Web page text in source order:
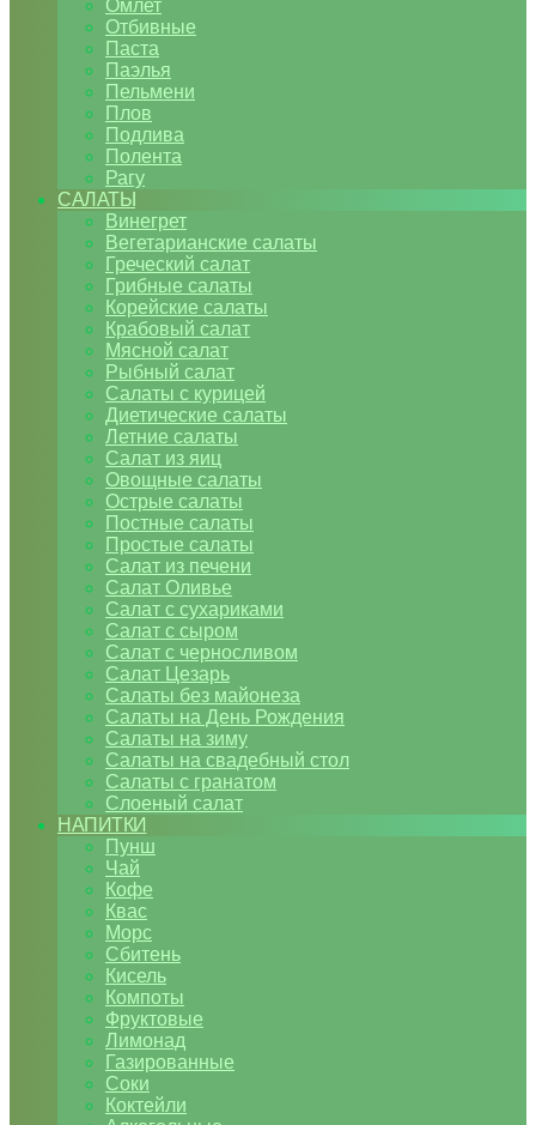
Омлет
Отбивные
Паста
Паэлья
Пельмени
Плов
Подлива
Полента
Рагу
САЛАТЫ
Винегрет
Вегетарианские салаты
Греческий салат
Грибные салаты
Корейские салаты
Крабовый салат
Мясной салат
Рыбный салат
Салаты с курицей
Диетические салаты
Летние салаты
Салат из яиц
Овощные салаты
Острые салаты
Постные салаты
Простые салаты
Салат из печени
Салат Оливье
Салат с сухариками
Салат с сыром
Салат с черносливом
Салат Цезарь
Салаты без майонеза
Салаты на День Рождения
Салаты на зиму
Салаты на свадебный стол
Салаты с гранатом
Слоеный салат
НАПИТКИ
Пунш
Чай
Кофе
Квас
Морс
Сбитень
Кисель
Компоты
Фруктовые
Лимонад
Газированные
Соки
Коктейли